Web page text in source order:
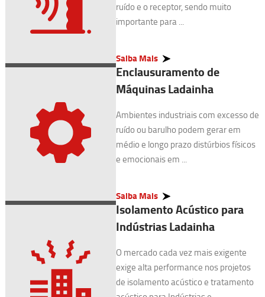
ruído e o receptor, sendo muito
importante para ...
Saiba Mais
Enclausuramento de
Máquinas Ladainha
Ambientes industriais com excesso de
ruído ou barulho podem gerar em
médio e longo prazo distúrbios físicos
e emocionais em ...
Saiba Mais
Isolamento Acústico para
Indústrias Ladainha
O mercado cada vez mais exigente
exige alta performance nos projetos
de isolamento acústico e tratamento